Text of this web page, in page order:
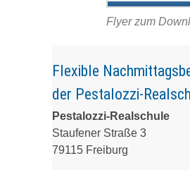
Flyer zum
Flexible
der Pestalozzi-
Pestalozzi-Realschule
Staufener Straße 3
79115 Freiburg